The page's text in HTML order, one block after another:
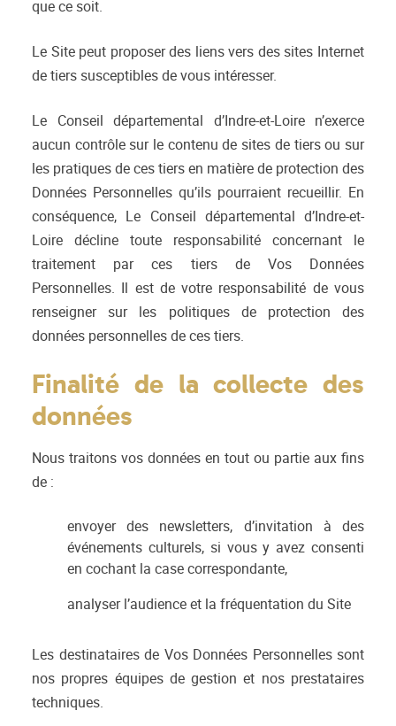
que ce soit.
Le Site peut proposer des liens vers des sites Internet
de tiers susceptibles de vous intéresser.
Le Conseil départemental d’Indre-et-Loire n’exerce
aucun contrôle sur le contenu de sites de tiers ou sur
les pratiques de ces tiers en matière de protection des
Données Personnelles qu’ils pourraient recueillir. En
conséquence, Le Conseil départemental d’Indre-et-
Loire décline toute responsabilité concernant le
traitement par ces tiers de Vos Données
Personnelles. Il est de votre responsabilité de vous
renseigner sur les politiques de protection des
données personnelles de ces tiers.
Finalité de la collecte des
données
Nous traitons vos données en tout ou partie aux fins
de :
envoyer des newsletters, d’invitation à des
événements culturels, si vous y avez consenti
en cochant la case correspondante,
analyser l’audience et la fréquentation du Site
Les destinataires de Vos Données Personnelles sont
nos propres équipes de gestion et nos prestataires
techniques.